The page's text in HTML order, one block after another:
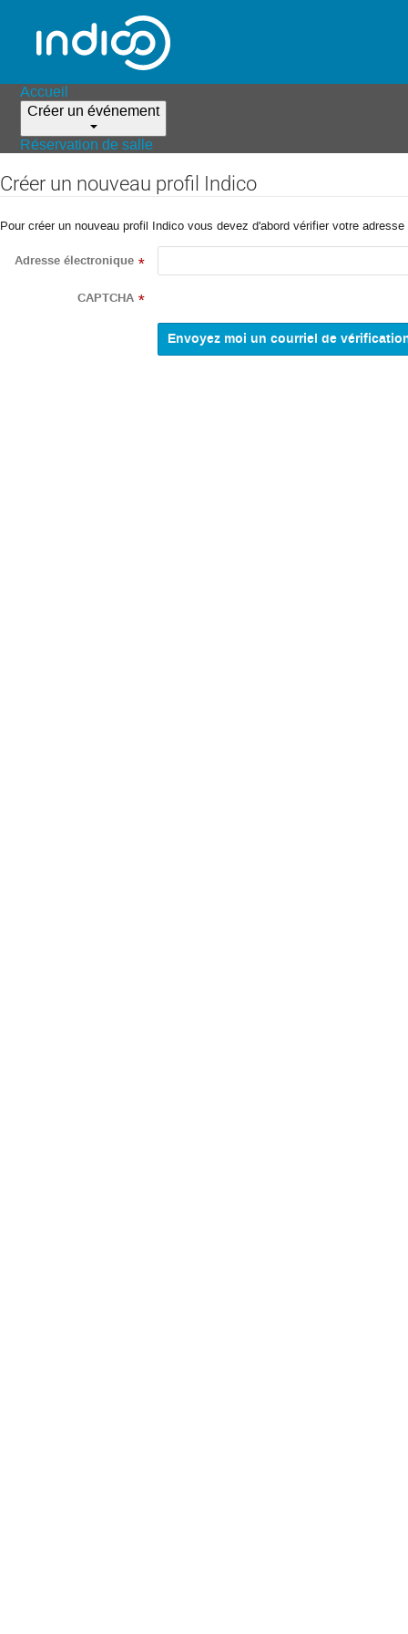
Accueil
Créer un événement
Réservation de salle
Créer un nouveau profil Indico
Pour créer un nouveau profil Indico vous devez d'abord vérifier votre
Adresse électronique *
CAPTCHA *